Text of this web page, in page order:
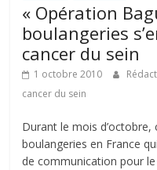
« Opération
boulangeries
cancer du sein
1 octobre 2010
cancer du sein
Durant le mois d’octobre,
boulangeries en France
de communication pour